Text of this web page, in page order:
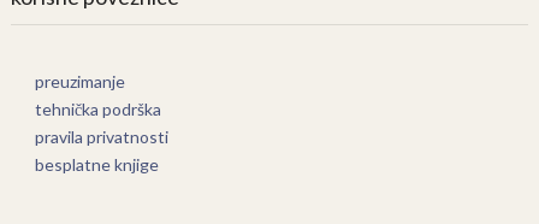
preuzimanje
tehnička podrška
pravila privatnosti
besplatne knjige